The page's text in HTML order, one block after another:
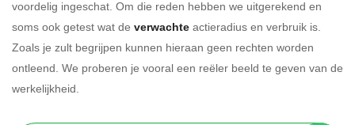
voordelig ingeschat. Om die reden hebben we uitgerekend en
soms ook getest wat de verwachte actieradius en verbruik is.
Zoals je zult begrijpen kunnen hieraan geen rechten worden
ontleend. We proberen je vooral een reëler beeld te geven van de
werkelijkheid.